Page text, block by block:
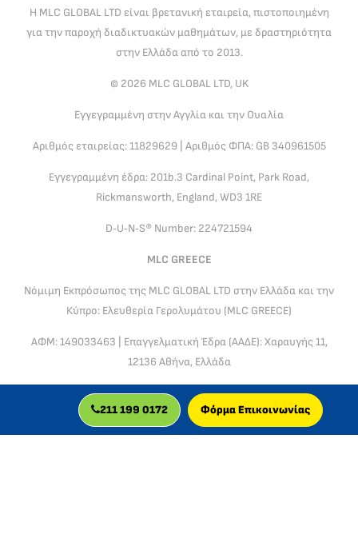
Η MLC GLOBAL LTD είναι βρετανική εταιρεία, πιστοποιημένη
για την παροχή διαδικτυακών μαθημάτων, με δραστηριότητα
στην Ελλάδα από το 2013.
© 2026 MLC GLOBAL LTD, UK
Εγγεγραμμένη στην Αγγλία και την Ουαλία
Αριθμός εταιρείας: 11829629 | Αριθμός ΦΠΑ: GB 340961505
Εγγεγραμμένη έδρα: 201b.3 Cardinal Point, Park Road,
Rickmansworth, England, WD3 1RE
D‑U‑N‑S® Number: 224721594
MLC GREECE
Νόμιμη Εκπρόσωπος της MLC GLOBAL LTD στην Ελλάδα και την
Κύπρο: Ελευθερία Γερολυμάτου (MLC GREECE)
ΑΦΜ: 149033463 | Επαγγελματική Έδρα (ΑΑΔΕ): Χαραυγής 11,
12136 Αθήνα, Ελλάδα
Διοικητική & Νομική Υποστήριξη Ελλάδας & Κύπρου: MLC
Global LTD & MLC Greece, Ακαδημίας 98–100, 10677 Αθήνα,
Ελλάδα
211 199 0172 Φόρμα Επικοινωνίας